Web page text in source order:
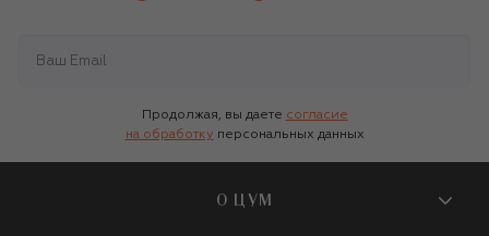
Продолжая, вы даете согласие
на обработку персональных данных
О ЦУМ